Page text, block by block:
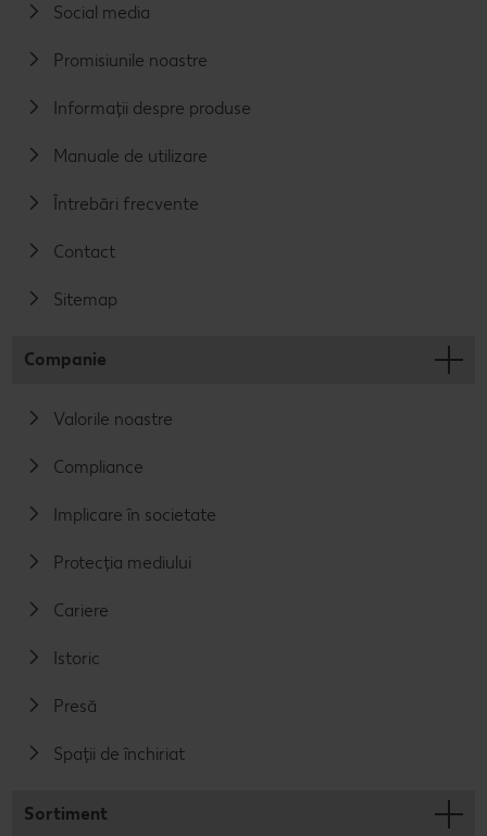
Social media
Promisiunile noastre
Informații despre produse
Manuale de utilizare
Întrebări frecvente
Contact
Sitemap
Companie
Valorile noastre
Compliance
Implicare în societate
Protecția mediului
Cariere
Istoric
Presă
Spații de închiriat
Sortiment